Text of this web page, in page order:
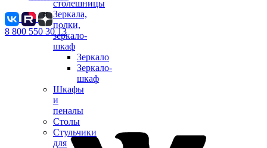
столешницы
Зеркала,
полки,
зеркало-
шкаф
Зеркало
Зеркало-
шкаф
Шкафы
и
пеналы
Столы
Стульчики
для
8 800 550 30 13